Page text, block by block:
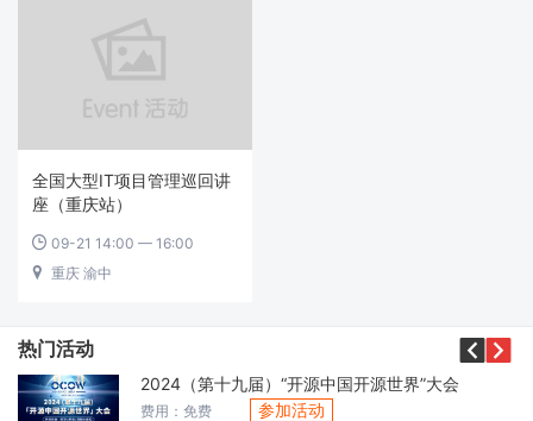
全国大型IT项目管理巡回讲
座（重庆站）
 09-21 14:00 — 16:00
 重庆 渝中
热门活动 
2024（第十九届）“开源中国开源世界”大会
费用：免费 参加活动